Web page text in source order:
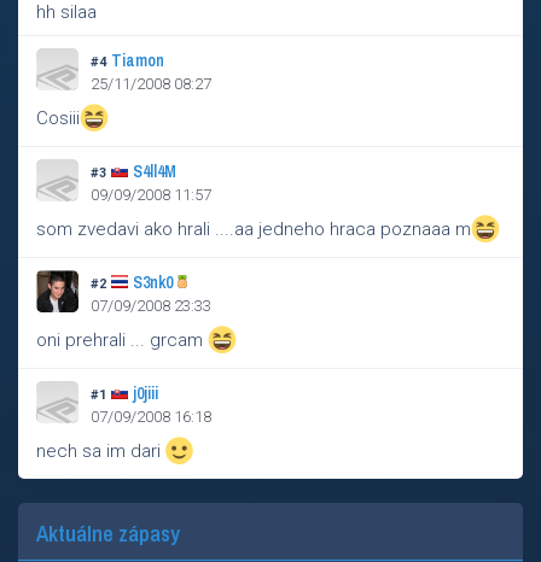
hh silaa
#4 Tiamon
25/11/2008 08:27
Cosiii
#3 S4ll4M
09/09/2008 11:57
som zvedavi ako hrali ....aa jedneho hraca poznaaa m
#2 S3nk0
07/09/2008 23:33
oni prehrali ... grcam
#1 j0jiii
07/09/2008 16:18
nech sa im dari
Aktuálne zápasy